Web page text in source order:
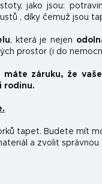
jako jsou:
, díky čemuž jsou
, která je nejen
prostor (i do
záruku, že
rodinu.
tapet. Budete mít
a zvolit správnou